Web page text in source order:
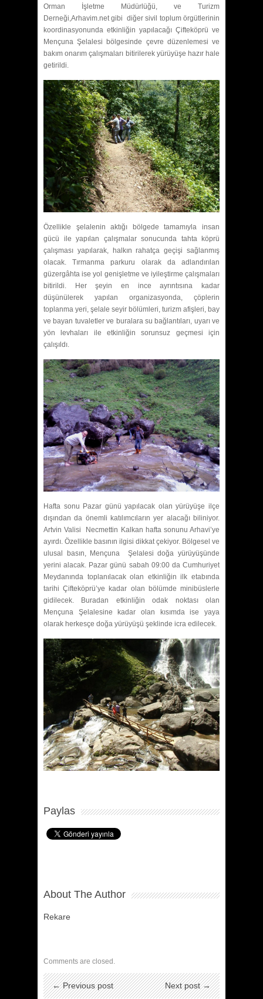
Orman İşletme Müdürlüğü, ve Turizm
Derneği,Arhavim.net gibi diğer sivil toplum örgütlerinin
koordinasyonunda etkinliğin yapılacağı Çifteköprü ve
Mençuna Şelalesi bölgesinde çevre düzenlemesi ve
bakım onarım çalışmaları bitirilerek yürüyüşe hazır hale
getirildi.
Özellikle şelalenin aktığı bölgede tamamıyla insan
gücü ile yapılan çalışmalar sonucunda tahta köprü
çalışması yapılarak, halkın rahatça geçişi sağlanmış
olacak. Tırmanma parkuru olarak da adlandırılan
güzergâhta ise yol genişletme ve iyileştirme çalışmaları
bitirildi. Her şeyin en ince ayrıntısına kadar
düşünülerek yapılan organizasyonda, çöplerin
toplanma yeri, şelale seyir bölümleri, turizm afişleri, bay
ve bayan tuvaletler ve buralara su bağlantıları, uyarı ve
yön levhaları ile etkinliğin sorunsuz geçmesi için
çalışıldı.
Hafta sonu Pazar günü yapılacak olan yürüyüşe ilçe
dışından da önemli katılımcıların yer alacağı biliniyor.
Artvin Valisi Necmettin Kalkan hafta sonunu Arhavi’ye
ayırdı. Özellikle basının ilgisi dikkat çekiyor. Bölgesel ve
ulusal basın, Mençuna Şelalesi doğa yürüyüşünde
yerini alacak. Pazar günü sabah 09:00 da Cumhuriyet
Meydanında toplanılacak olan etkinliğin ilk etabında
tarihi Çifteköprü’ye kadar olan bölümde minibüslerle
gidilecek. Buradan etkinliğin odak noktası olan
Mençuna Şelalesine kadar olan kısımda ise yaya
olarak herkesçe doğa yürüyüşü şeklinde icra edilecek.
Paylas
About The Author
Rekare
Comments are closed.
← Previous post Next post →